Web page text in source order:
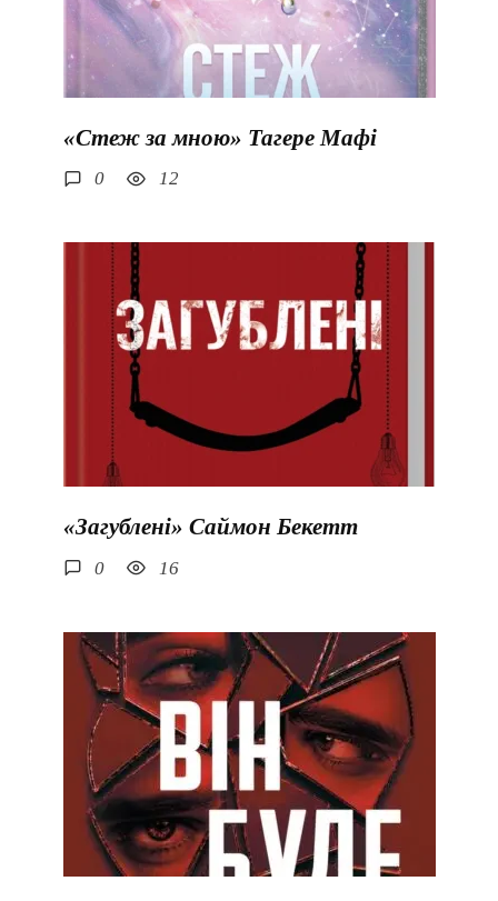
«Стеж за мною» Тагере Мафі
0 12
«Загублені» Саймон Бекетт
0 16